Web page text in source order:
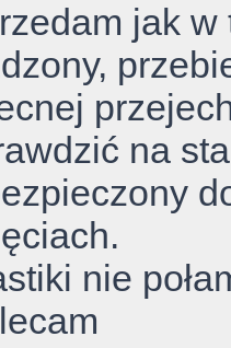
jak w
na
nie